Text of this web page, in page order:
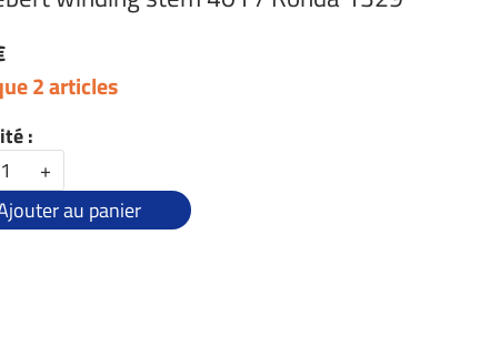
2 articles
:
+
au panier